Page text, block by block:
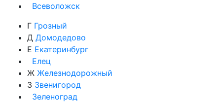
Всеволожск
Г Грозный
Д Домодедово
Е Екатеринбург
Елец
Ж Железнодорожный
З Звенигород
Зеленоград